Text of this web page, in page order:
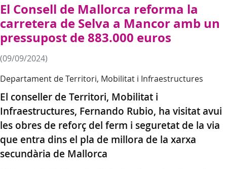
El Consell de Mallorca reforma la
carretera de Selva a Mancor amb un
pressupost de 883.000 euros
(09/09/2024)
Departament de Territori, Mobilitat i Infraestructures
El conseller de Territori, Mobilitat i
Infraestructures, Fernando Rubio, ha visitat avui
les obres de reforç del ferm i seguretat de la via
que entra dins el pla de millora de la xarxa
secundària de Mallorca